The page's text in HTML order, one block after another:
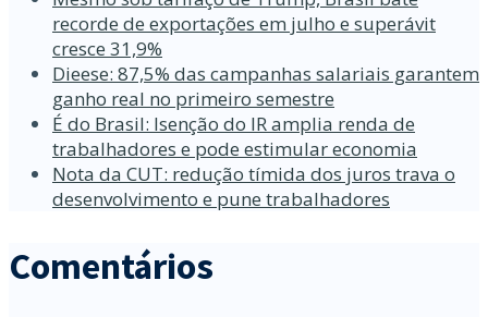
recorde de exportações em julho e superávit
cresce 31,9%
Dieese: 87,5% das campanhas salariais garantem
ganho real no primeiro semestre
É do Brasil: Isenção do IR amplia renda de
trabalhadores e pode estimular economia
Nota da CUT: redução tímida dos juros trava o
desenvolvimento e pune trabalhadores
Comentários